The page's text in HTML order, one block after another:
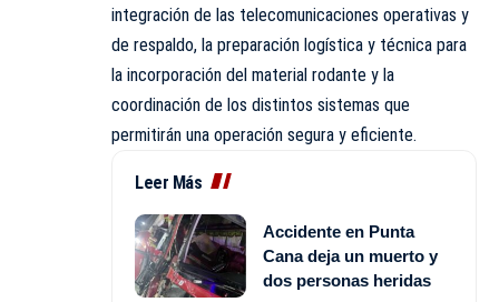
integración de las telecomunicaciones operativas y
de respaldo, la preparación logística y técnica para
la incorporación del material rodante y la
coordinación de los distintos sistemas que
permitirán una operación segura y eficiente.
Leer Más
Accidente en Punta
Cana deja un muerto y
dos personas heridas